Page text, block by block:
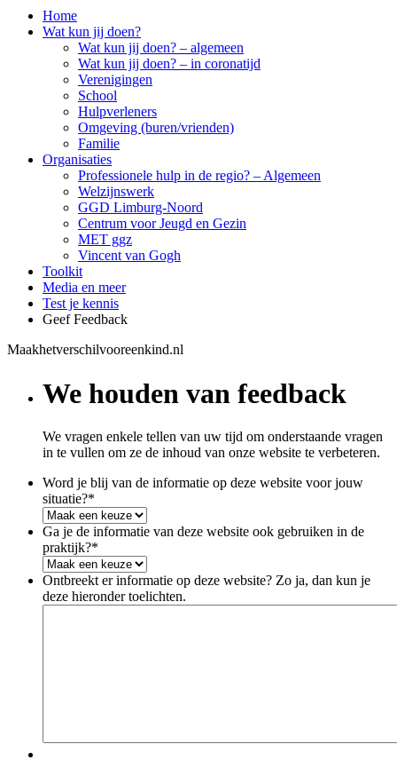
Close
Menu
Home
Wat kun jij doen?
Wat kun jij doen? – algemeen
Wat kun jij doen? – in coronatijd
Verenigingen
School
Hulpverleners
Omgeving (buren/vrienden)
Familie
Organisaties
Professionele hulp in de regio? – Algemeen
Welzijnswerk
GGD Limburg-Noord
Centrum voor Jeugd en Gezin
MET ggz
Vincent van Gogh
Toolkit
Media en meer
Test je kennis
Geef Feedback
Maakhetverschilvooreenkind.nl
We houden van feedback
We vragen enkele tellen van uw tijd om onderstaande vragen
in te vullen om ze de inhoud van onze website te verbeteren.
Word je blij van de informatie op deze website voor jouw
situatie?*
Ga je de informatie van deze website ook gebruiken in de
praktijk?*
Ontbreekt er informatie op deze website? Zo ja, dan kun je
deze hieronder toelichten.